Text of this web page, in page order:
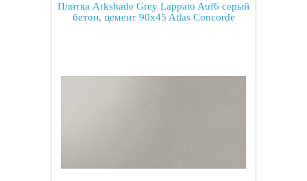
Плитка Arkshade Grey Lappato Auf6 серый
бетон, цемент 90x45 Atlas Concorde